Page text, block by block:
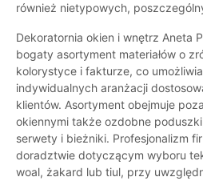
również nietypowych,
Dekoratornia okien i wnętrz Aneta
bogaty asortyment materiałów o
kolorystyce i fakturze, co
indywidualnych aranżacji
klientów. Asortyment obejmuje
okiennymi także ozdobne
serwety i bieżniki. Profesjonalizm
doradztwie dotyczącym wyboru
woal, żakard lub tiul, przy